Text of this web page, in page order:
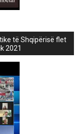
të Shqipërisë flet
2021